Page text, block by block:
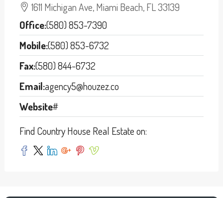
1611 Michigan Ave, Miami Beach, FL 33139
Office:(580) 853-7390
Mobile:(580) 853-6732
Fax:(580) 844-6732
Email:agency5@houzez.co
Website#
Find Country House Real Estate on: